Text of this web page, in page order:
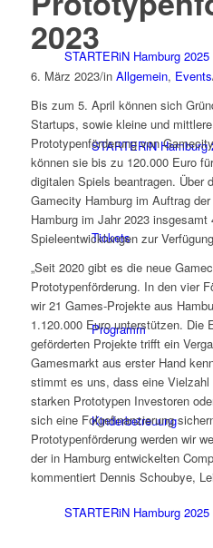
STARTERiN Hamburg
STARTERiN Hamburg
Tickets
Programm
Kinderbetreuung
STARTERiN Hamburg 2025
2023
6. März 2023/in Allgemein, Events
Bis zum 5. April können sich
Startups, sowie kleine und
Prototypenförderung von
können sie bis zu 120.000 Euro
digitalen Spiels beantragen. Über
Gamecity Hamburg im Auftrag
Hamburg im Jahr 2023 insgesamt
Spieleentwicklungen zur
„Seit 2020 gibt es die neue
Prototypenförderung. In den vier
wir 21 Games-Projekte aus
1.120.000 Euro unterstützen. Die
geförderten Projekte trifft ein
Gamesmarkt aus erster Hand
stimmt es uns, dass eine
starken Prototypen Investoren
sich eine Folgefinanzierung
Prototypenförderung werden wir
der in Hamburg entwickelten
kommentiert Dennis Schoubye,